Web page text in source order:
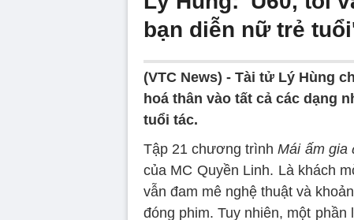
bạn diễn nữ trẻ
(VTC News) - Tài tử Lý Hùng
hoá thân vào tất cả các dạng
tuổi tác.
Tập 21 chương trìnhMái ấm gia
của MC Quyền Linh. Là khách
vẫn đam mê nghệ thuật và
đóng phim. Tuy nhiên, một